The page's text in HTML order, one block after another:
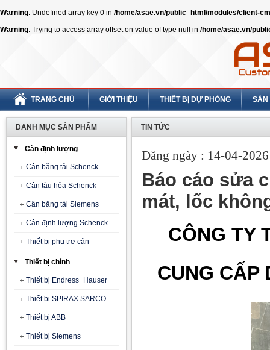
Warning: Undefined array key 0 in /home/asae.vn/public_html/modules/client-
Warning: Trying to access array offset on value of type null in /home/asae.vn/
TRANG CHỦ GIỚI THIỆU THIẾT BỊ DỰ PHÒNG SẢN
DANH MỤC SẢN PHẨM
Cân định lượng
Cân băng tải Schenck
Cân tàu hỏa Schenck
Cân băng tải Siemens
Cân định lượng Schenck
Thiết bị phụ trợ cân
Thiết bị chính
Thiết bị Endress+Hauser
Thiết bị SPIRAX SARCO
Thiết bị ABB
Thiết bị Siemens
TIN TỨC
Đăng ngày : 14-04-
Báo cáo sửa
mát, lốc
CÔNG TY
CUNG CẤP